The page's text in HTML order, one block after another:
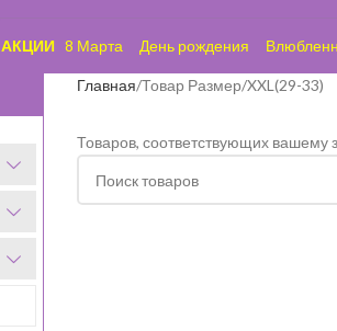
АКЦИИ 8 Марта День рождения
Главная Товар Размер XXL(29-33)
Товаров, соответствующих вашему